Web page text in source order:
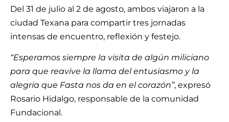
Del 31 de julio al 2 de agosto, ambos viajaron a la
ciudad Texana para compartir tres jornadas
intensas de encuentro, reflexión y festejo.
“Esperamos siempre la visita de algún miliciano
para que reavive la llama del entusiasmo y la
alegría que Fasta nos da en el corazón”, expresó
Rosario Hidalgo, responsable de la comunidad
Fundacional.